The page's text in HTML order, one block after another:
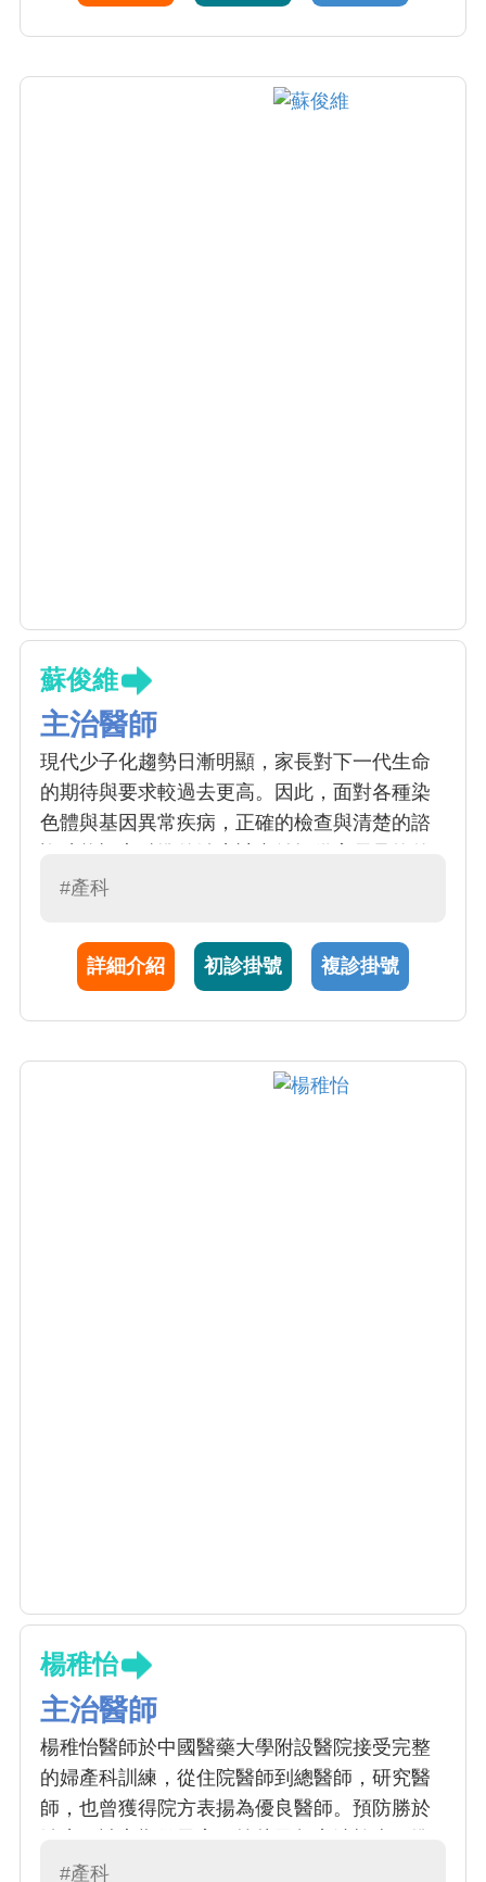
蘇俊維
主治醫師
現代少子化趨勢日漸明顯，家長對下一代生命
的期待與要求較過去更高。因此，面對各種染
色體與基因異常疾病，正確的檢查與清楚的諮
情報。因應中區患者需求，本院特派遣蘇俊維
回本院婦產部，期待能竭誠為大家服務。
#產科
詳細介紹 初診掛號 複診掛號
楊稚怡
主治醫師
楊稚怡醫師於中國醫藥大學附設醫院接受完整
的婦產科訓練，從住院醫師到總醫師，研究醫
師，也曾獲得院方表揚為優良醫師。預防勝於
媽媽們並定期做產前檢查，可提早發現母體或
#產科